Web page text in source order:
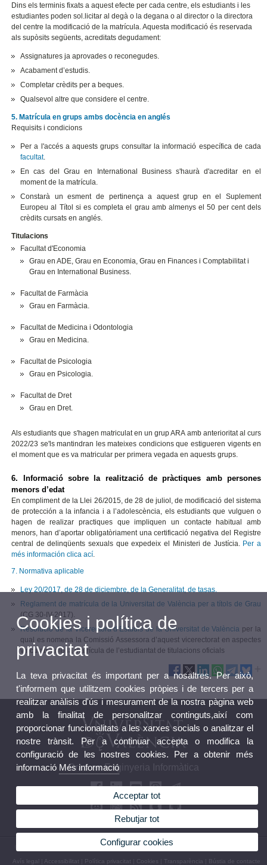
Dins els terminis fixats a aquest efecte per cada centre, els estudiants i les
estudiantes poden sol.licitar al degà o la degana o al director o la directora
del centre la modificació de la matrícula. Aquesta modificació és reservada
als supòsits següents, acreditats degudament:
Assignatures ja aprovades o reconegudes.
Acabament d’estudis.
Completar crèdits per a beques.
Qualsevol altre que considere el centre.
5. Matrícula en grups ambs docència en anglés
Requisits i condicions
Per a l'accés a aquests grups consultar la informació específica de cada
facultat.
En cas del Grau en International Business s'haurà d'acreditar en el
moment de la matrícula.
Constarà un esment de pertinença a aquest grup en el Suplement
Europeu al Títol si es completa el grau amb almenys el 50 per cent dels
crèdits cursats en anglés.
Titulacions
Facultat d'Economia
Grau en ADE, Grau en Economia, Grau en Finances i Comptabilitat i
Grau en International Business.
Facultat de Farmàcia
Grau en Farmàcia.
Facultat de Medicina i Odontologia
Grau en Medicina.
Facultat de Psicologia
Grau en Psicologia.
Facultat de Dret
Grau en Dret.
Als estudiants que s'hagen matriculat en un grup ARA amb anterioritat al curs
2022/23 se'ls mantindran les mateixes condicions que estigueren vigents en
el moment que es va matricular per primera vegada en aquests grups.
6. Informació sobre la realització de pràctiques amb persones
menors d’edat
En compliment de la Llei 26/2015, de 28 de juliol, de modificació del sistema
de protección a la infancia i a l’adolescència, els estudiants que vulguen o
hagen de realizar practiques que impliquen un contacte habitual amb
menors, han d’aportar obligatòriament una certificació negativa del Registre
central de delinqüents sexuals que expedeix el Ministeri de Justícia. Per a
més información clica ací.
7. Normativa aplicable
Ley 20/2017, de 28 de diciembre, de la Generalitat, de tasas.
Reglament de matrícula de la Universitat de València per a títols de Grau
(CG 30-IV-2017).
Resolució de la Vicerectora d’Estudis de la Universitat de València per la
qual es nomena la Comissió Assessora d’aquest vicerectorat en aspectes
vinculats amb la matrícula de l’estudiantat de titulacions oficials
Grau en Enginyeria Informàtica
© 2026 UV. - Av. de la Universitat, s/n 46100 Burjassot. València. Tel (+34) 963 54 32 10
Avís legal Accessibilitat Política privacitat Cookies Transparència Bústia de contacte
Cookies i política de
privacitat
La teva privacitat és important per a nosaltres. Per això,
t'informem que utilitzem cookies pròpies i de tercers per a
realitzar anàlisis d'ús i mesurament de la nostra pàgina web
amb la finalitat de personalitzar continguts,així com
proporcionar funcionalitats a les xarxes socials o analitzar el
nostre trànsit. Per a continuar accepta o modifica la
configuració de les nostres cookies. Per a obtenir més
informació Més informació
Acceptar tot
Rebutjar tot
Configurar cookies